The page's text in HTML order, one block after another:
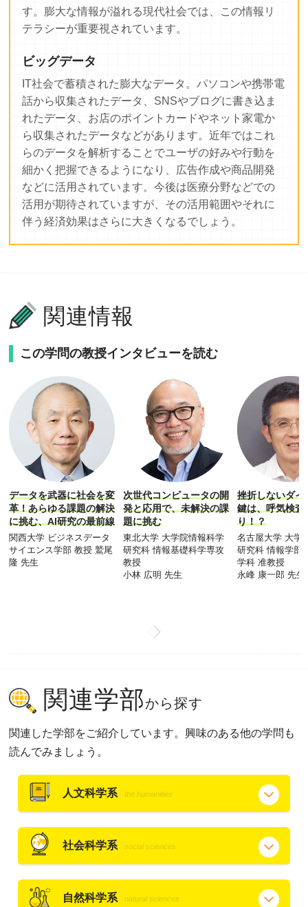
す。膨大な情報が溢れる現代社会では、この情報リ
テラシーが重要視されています。
ビッグデータ
IT社会で蓄積された膨大なデータ。パソコンや携帯電
話から収集されたデータ、SNSやブログに書き込ま
れたデータ、お店のポイントカードやネット家電か
ら収集されたデータなどがあります。近年ではこれ
らのデータを解析することでユーザの好みや行動を
細かく把握できるようになり、広告作成や商品開発
などに活用されています。今後は医療分野などでの
活用が期待されていますが、その活用範囲やそれに
伴う経済効果はさらに大きくなるでしょう。
関連情報
この学問の教授インタビューを読む
データを武器に社会を変
革！あらゆる課題の解決
に挑む、AI研究の最前線
関西大学 ビジネスデータ
サイエンス学部 教授 鷲尾
隆 先生
次世代コンピュータの開
発と応用で、未解決の課
題に挑む
東北大学 大学院情報科学
研究科 情報基礎科学専攻
教授
小林 広明 先生
挫折しないダイ
鍵は、呼気検査
り！？
名古屋大学 大学
研究科 情報学部
学科 准教授
永峰 康一郎 先生
関連学部から探す
関連した学部をご紹介しています。興味のある他の学問も
読んでみましょう。
人文科学系 the humanities
社会科学系 social sciences
自然科学系 natural sciences